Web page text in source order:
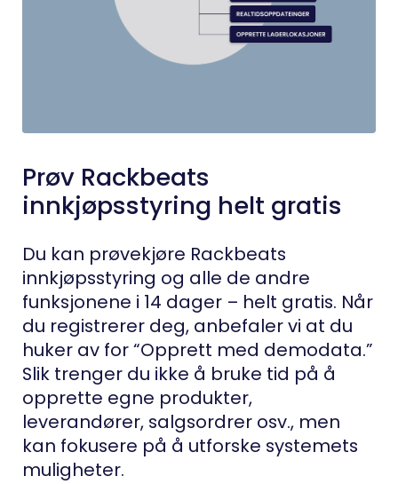
Prøv Rackbeats
innkjøpsstyring helt gratis
Du kan prøvekjøre Rackbeats
innkjøpsstyring og alle de andre
funksjonene i 14 dager – helt gratis. Når
du registrerer deg, anbefaler vi at du
huker av for “Opprett med demodata.”
Slik trenger du ikke å bruke tid på å
opprette egne produkter,
leverandører, salgsordrer osv., men
kan fokusere på å utforske systemets
muligheter.